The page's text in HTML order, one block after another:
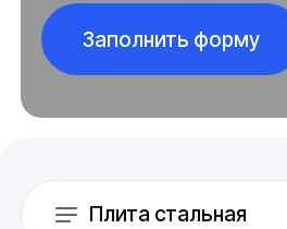
Заполнить форму
Плита стальная